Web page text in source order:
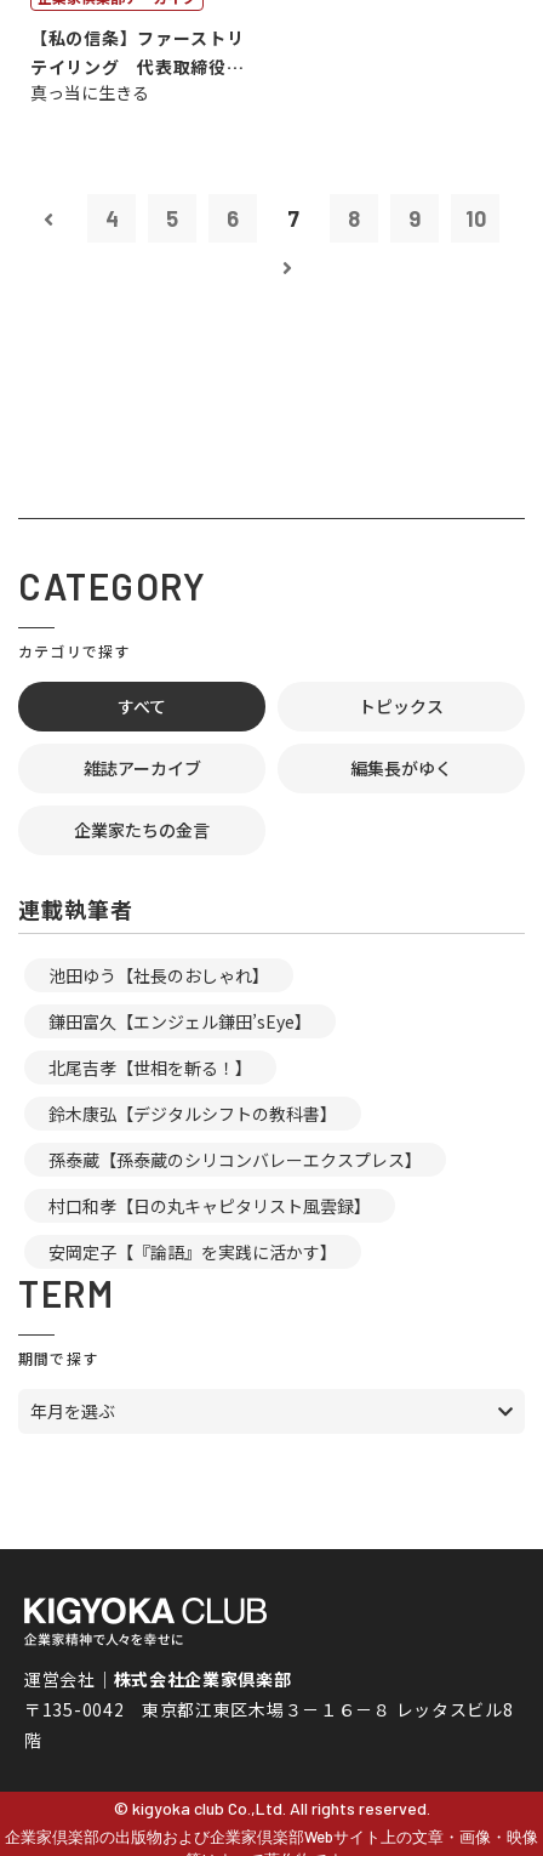
【私の信条】ファーストリ
テイリング 代表取締役会
長兼社長 柳...
真っ当に生きる
4 5 6 7 8 9 10
CATEGORY
カテゴリで探す
すべて トピックス
雑誌アーカイブ 編集長がゆく
企業家たちの金言
連載執筆者
池田ゆう【社長のおしゃれ】
鎌田富久【エンジェル鎌田’sEye】
北尾吉孝【世相を斬る！】
鈴木康弘【デジタルシフトの教科書】
孫泰蔵【孫泰蔵のシリコンバレーエクスプレス】
村口和孝【日の丸キャピタリスト風雲録】
安岡定子【『論語』を実践に活かす】
TERM
期間で探す
年月を選ぶ
運営会社｜ 株式会社企業家倶楽部
〒135-0042 東京都江東区木場３－１６－８ レッタスビル8
階
© kigyoka club Co.,Ltd. All rights reserved.
企業家倶楽部の出版物および企業家倶楽部Webサイト上の文章・画像・映像